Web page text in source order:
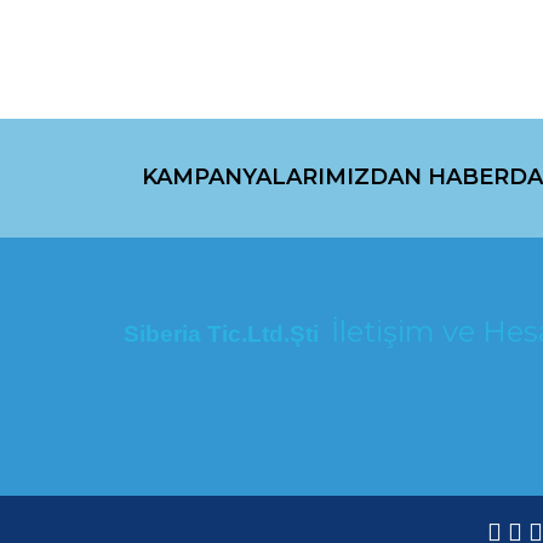
KAMPANYALARIMIZDAN
Siberia Tic.Ltd.Şti İletişim ve